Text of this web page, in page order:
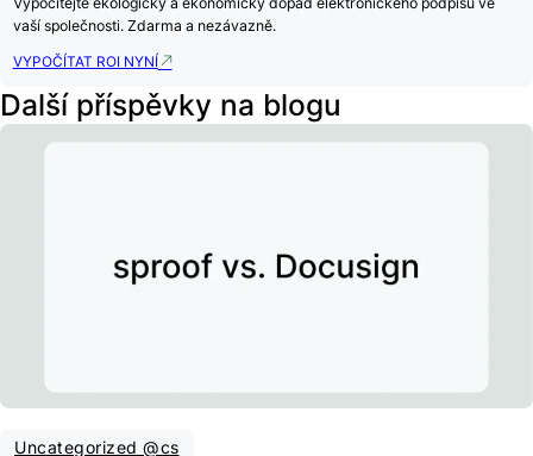
vaší společnosti. Zdarma a nezávazně.
VYPOČÍTAT ROI NYNÍ
Další příspěvky na blogu
Uncategorized @cs